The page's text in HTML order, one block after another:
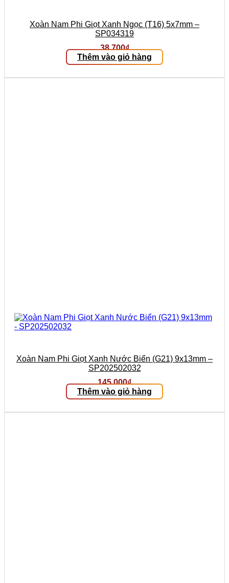
Xoàn Nam Phi Giọt Xanh Ngọc (T16) 5x7mm –
SP034319
38.700₫
Thêm vào giỏ hàng
Xoàn Nam Phi Giọt Xanh Nước Biển (G21) 9x13mm –
SP202502032
145.000₫
Thêm vào giỏ hàng